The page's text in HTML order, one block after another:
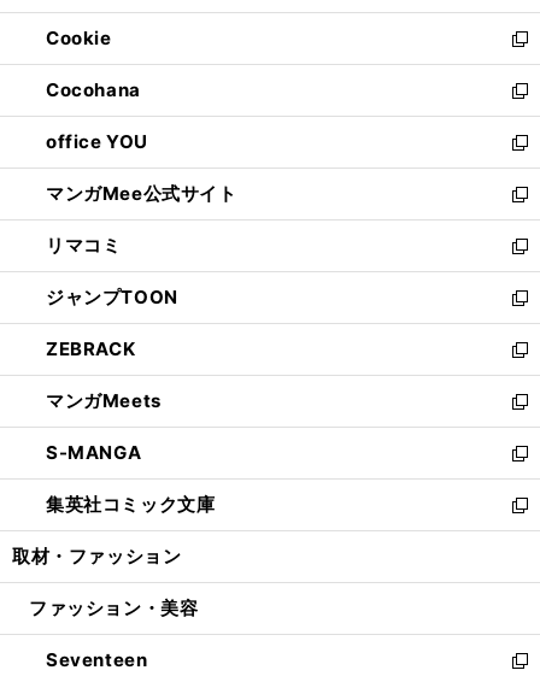
開
く
ウ
で
開
く
ン
ド
ウ
で
開
く
ウ
ィ
ン
ド
ウ
で
開
く
Cookie
新
し
い
ウ
ィ
ン
ド
ウ
で
開
く
Cocohana
新
し
い
ウ
ィ
ン
ド
ウ
で
開
く
office YOU
新
し
い
ウ
ィ
ン
ド
ウ
で
開
く
マンガMee公式サイト
新
し
い
ウ
ィ
ン
ド
ウ
で
開
く
リマコミ
新
し
い
ウ
ィ
ン
ド
ウ
で
開
く
ジャンプTOON
新
し
い
ウ
ィ
ン
ド
ウ
で
開
ZEBRACK
新
し
い
ウ
ィ
ン
ド
ウ
開
マンガMeets
新
し
い
ウ
ィ
ン
ウ
開
く
S-MANGA
新
し
い
ウ
ン
ウ
で
集英社コミック文庫
新
し
ウ
ン
ド
取材・ファッション
ファッション・美容
Seventeen
新